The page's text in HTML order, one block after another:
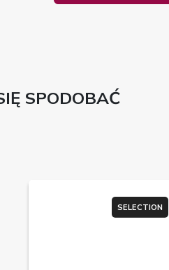
SPODOBAĆ
SELECTION